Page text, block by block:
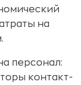
на
персонал:
контакт-